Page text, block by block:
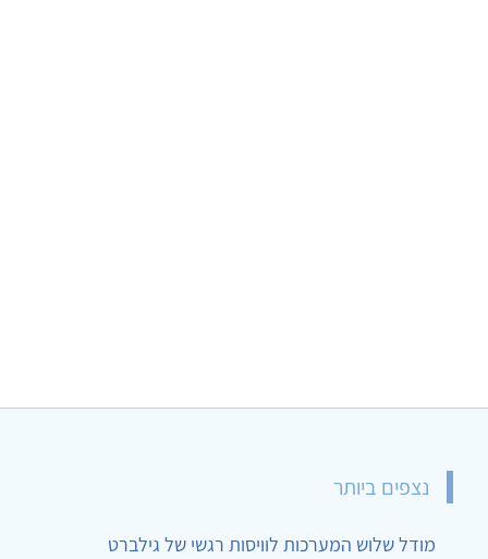
נצפים ביותר
מודל שלוש המערכות לוויסות רגשי של גילברט